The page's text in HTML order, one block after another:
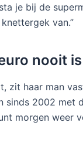
je bij de
van.”
nooit
zit haar man
sinds 2002 met
morgen weer